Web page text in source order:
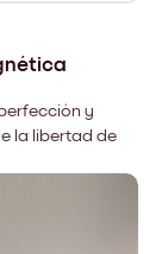
y
la libertad de